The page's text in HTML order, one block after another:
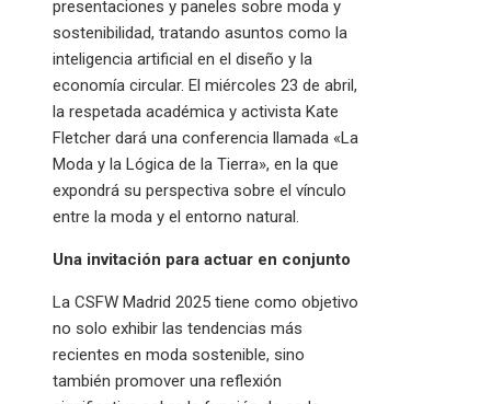
presentaciones y paneles sobre moda y
sostenibilidad, tratando asuntos como la
inteligencia artificial en el diseño y la
economía circular. El miércoles 23 de abril,
la respetada académica y activista Kate
Fletcher dará una conferencia llamada «La
Moda y la Lógica de la Tierra», en la que
expondrá su perspectiva sobre el vínculo
entre la moda y el entorno natural.
Una invitación para actuar en conjunto
La CSFW Madrid 2025 tiene como objetivo
no solo exhibir las tendencias más
recientes en moda sostenible, sino
también promover una reflexión